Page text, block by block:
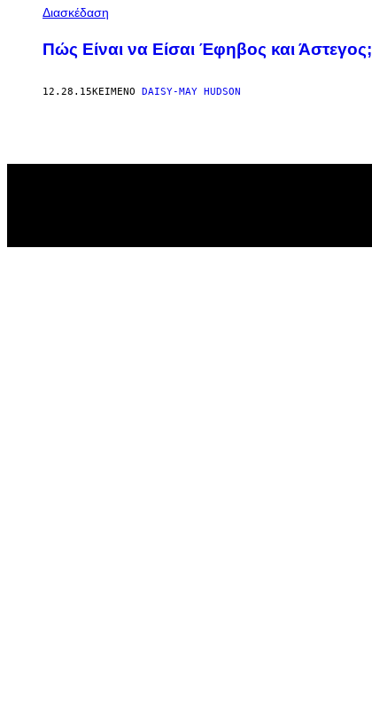
Διασκέδαση
Πώς Eίναι να Eίσαι Έφηβος και Άστεγος;
12.28.15ΚΕΊΜΕΝΟ DAISY-MAY HUDSON